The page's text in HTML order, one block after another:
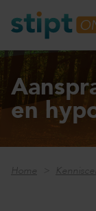
en
Home